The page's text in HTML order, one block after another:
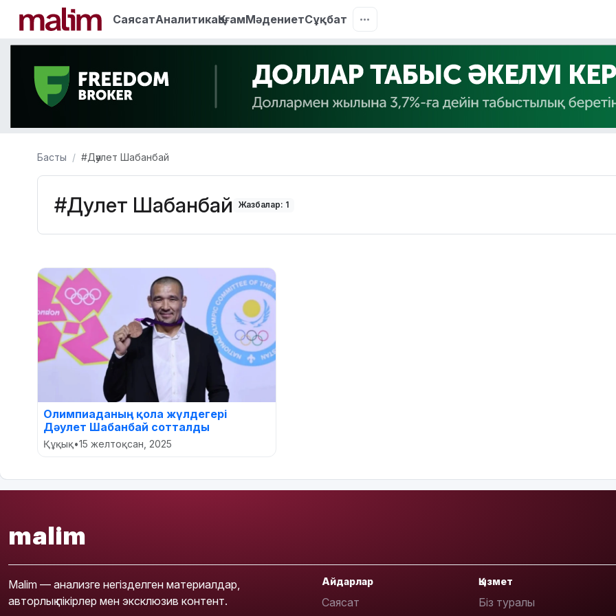
СаясатАналитикаҚоғамМәдениетСұқбат
Басты #Дәулет Шабанбай
#Дәулет Шабанбай Жазбалар: 1
Олимпиаданың қола жүлдегері
Дәулет Шабанбай сотталды
Құқық•15 желтоқсан, 2025
malim
Malim — анализге негізделген материалдар,
авторлық пікірлер мен эксклюзив контент.
Айдарлар
Саясат
Қызмет
Біз туралы